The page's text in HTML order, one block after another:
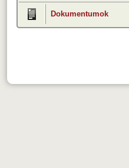
Dokumentumok